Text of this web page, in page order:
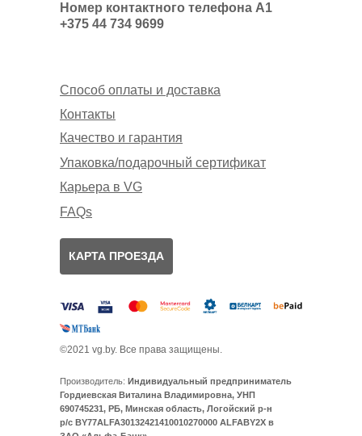
Номер контактного телефона А1
+375 44 734 9699
Производитель: Индивидуальный предприниматель
Гордиевская Виталина Владимировна, УНП
690745231, РБ, Минская область, Логойский р-н
р/с BY77ALFA30132421410010270000 ALFABY2X в
Способ оплаты и доставка
Контакты
КАРТА ПРОЕЗДА
Упаковка/подарочный сертификат
FAQs
Карьера в VG
©2021 vg.by. Все права защищены.
Качество и гарантия